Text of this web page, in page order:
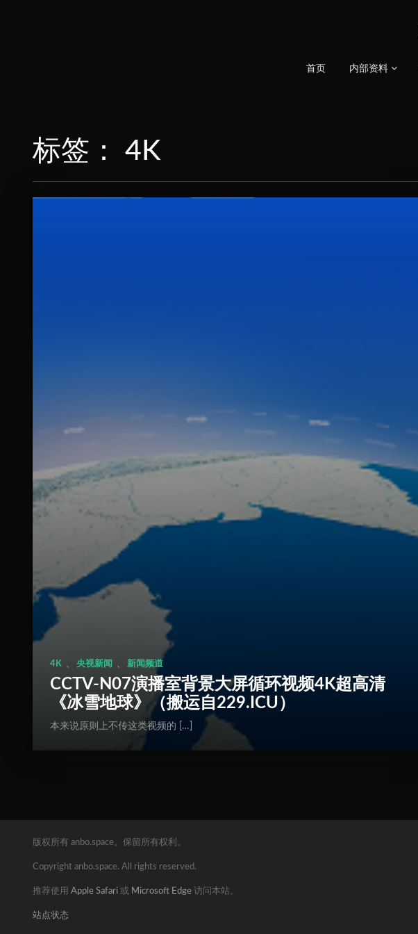
首页 内部资料
标签： 4K
4K 央视新闻 新闻频道
CCTV-N07演播室背景大屏循环视频4K超高清
《冰雪地球》（搬运自229.ICU）
本来说原则上不传这类视频的 […]
版权所有 anbo.space。保留所有权利。
Copyright anbo.space. All rights reserved.
推荐使用 Apple Safari 或 Microsoft Edge访问本站。
站点状态